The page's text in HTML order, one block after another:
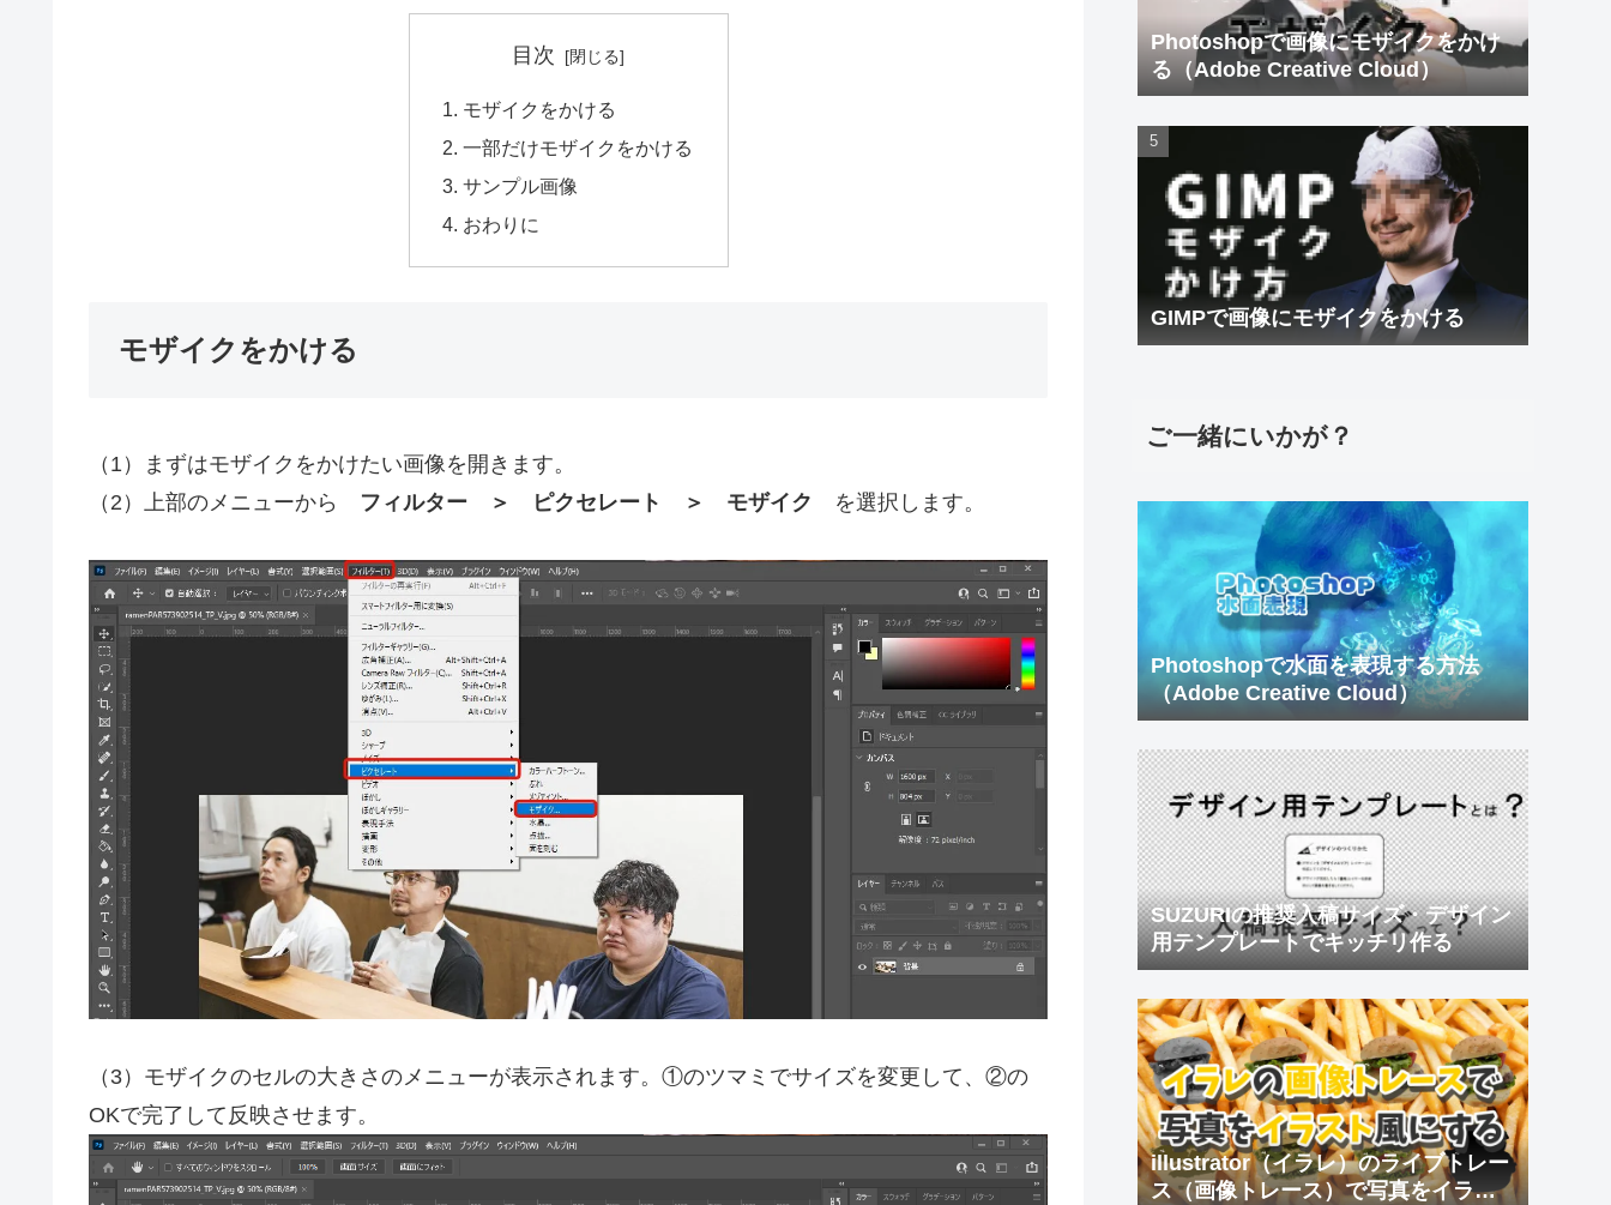
目次
モザイクをかける
一部だけモザイクをかける
サンプル画像
おわりに
モザイクをかける
（1）まずはモザイクをかけたい画像を開きます。
（2）上部のメニューから フィルター ＞ ピクセレート ＞ モザイク を選択します。
（3）モザイクのセルの大きさのメニューが表示されます。①のツマミでサイズを変更して、②の
OKで完了して反映させます。
Photoshopで画像にモザイクをかけ
る（Adobe Creative Cloud）
GIMPで画像にモザイクをかける
ご一緒にいかが？
Photoshopで水面を表現する方法
（Adobe Creative Cloud）
SUZURIの推奨入稿サイズ・デザイン
用テンプレートでキッチリ作る
illustrator（イラレ）のライブトレー
ス（画像トレース）で写真をイラス